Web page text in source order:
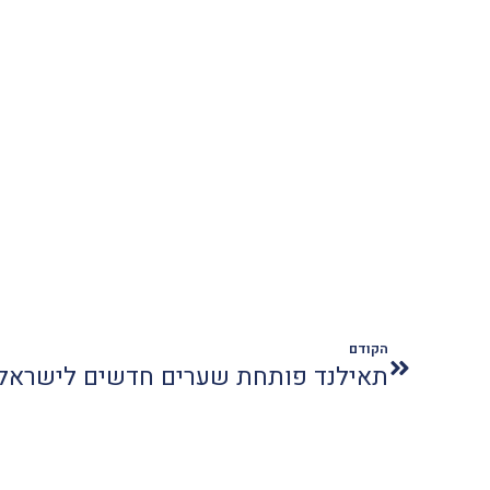
הקודם
תאילנד פותחת שערים חדשים